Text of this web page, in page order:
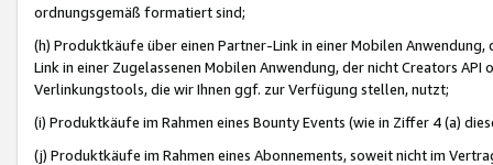
ordnungsgemäß formatiert sind;
(h) Produktkäufe über einen Partner-Link in einer Mobilen
Link in einer Zugelassenen Mobilen Anwendung, der nicht Creators
Verlinkungstools, die wir Ihnen ggf. zur Verfügung stellen, nutzt;
(i) Produktkäufe im Rahmen eines Bounty Events (wie in Ziffer 4 (a)
(j) Produktkäufe im Rahmen eines Abonnements, soweit nicht im